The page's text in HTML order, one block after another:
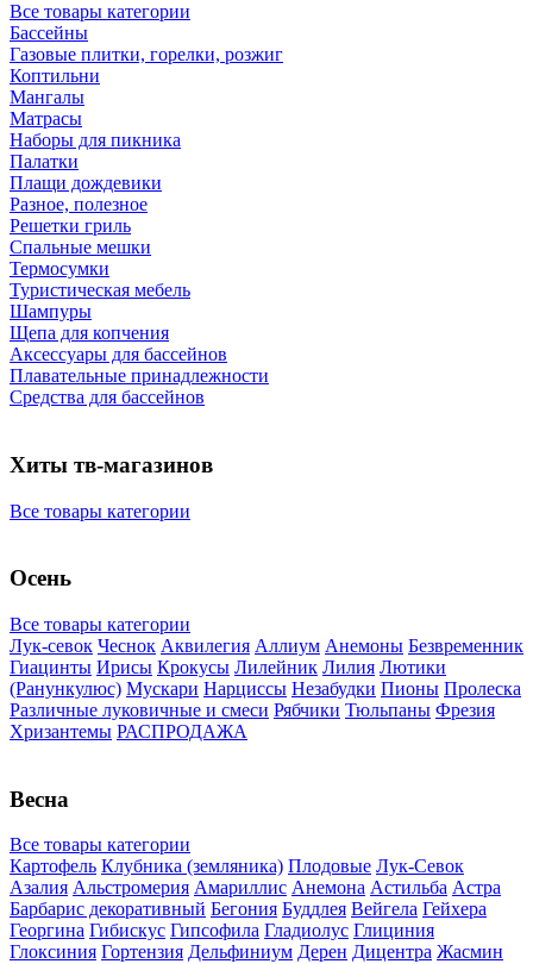
Все товары категории
Бассейны
Газовые плитки, горелки, розжиг
Коптильни
Мангалы
Матрасы
Наборы для пикника
Палатки
Плащи дождевики
Разное, полезное
Решетки гриль
Спальные мешки
Термосумки
Туристическая мебель
Шампуры
Щепа для копчения
Аксессуары для бассейнов
Плавательные принадлежности
Средства для бассейнов
Хиты тв-магазинов
Все товары категории
Осень
Все товары категории
Лук-севок Чеснок Аквилегия Аллиум Анемоны Безвременник
Гиацинты Ирисы Крокусы Лилейник Лилия Лютики
(Ранункулюс) Мускари Нарцисcы Незабудки Пионы Пролеска
Различные луковичные и смеси Рябчики Тюльпаны Фрезия
Хризантемы РАСПРОДАЖА
Весна
Все товары категории
Картофель Клубника (земляника) Плодовые Лук-Севок
Азалия Альстромерия Амариллис Анемона Астильба Астра
Барбарис декоративный Бегония Буддлея Вейгела Гейхера
Георгина Гибискус Гипсофила Гладиолус Глициния
Глоксиния Гортензия Дельфиниум Дерен Дицентра Жасмин